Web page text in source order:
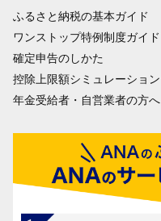
ふるさと納税の基本ガイド
ワンストップ特例制度ガイド
確定申告のしかた
控除上限額シミュレーション
年金受給者・自営業者の方へ